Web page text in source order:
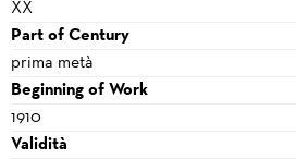
XX
Part of Century
prima metà
Beginning of Work
1910
Validità